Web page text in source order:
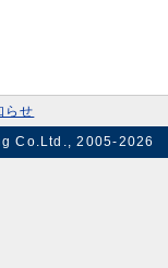
らせ
Co.Ltd., 2005-2026